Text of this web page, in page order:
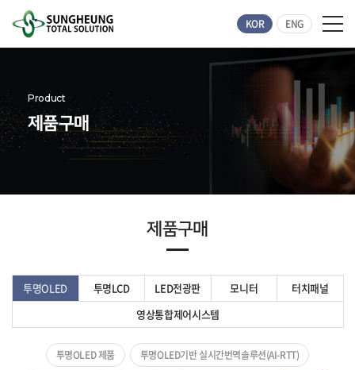
KOR ENG
Product
제품구매
제품구매
투명OLED 투명LCD LED전광판 모니터
터치패널
영상통합제어시스템
투명OLED 제품
투명OLED기반 실시간번역솔루션(AI-RTT)